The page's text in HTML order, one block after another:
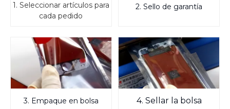
1. Seleccionar artículos para
cada pedido
2. Sello de garantía
3. Empaque en bolsa
4. Sellar la bolsa